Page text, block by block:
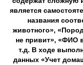
является
названия
животного»,
не привит», «ФИО
т.д. В ходе
данных «Учет